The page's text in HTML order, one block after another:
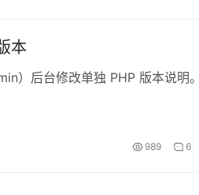
本
）后台修改单独 PHP 版本说明。
989 6